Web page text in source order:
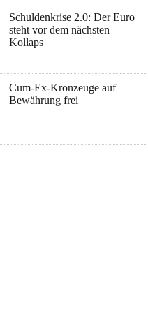
Schuldenkrise 2.0: Der Euro
steht vor dem nächsten
Kollaps
Cum-Ex-Kronzeuge auf
Bewährung frei